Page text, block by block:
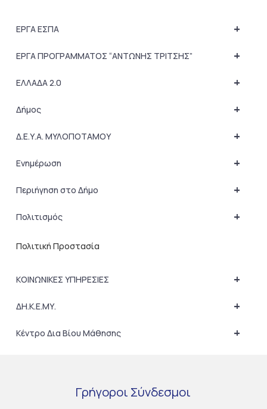
+
ΕΡΓΑ ΕΣΠΑ
+
ΕΡΓΑ ΠΡΟΓΡΑΜΜΑΤΟΣ “ΑΝΤΩΝΗΣ ΤΡΙΤΣΗΣ”
+
ΕΛΛΑΔΑ 2.0
+
Δήμος
+
Δ.Ε.Υ.Α. ΜΥΛΟΠΟΤΑΜΟΥ
+
Ενημέρωση
+
Περιήγηση στο Δήμο
+
Πολιτισμός
Πολιτική Προστασία
+
ΚΟΙΝΩΝΙΚΕΣ ΥΠΗΡΕΣΙΕΣ
+
ΔΗ.Κ.Ε.ΜΥ.
+
Κέντρο Δια Βίου Μάθησης
Γρήγοροι Σύνδεσμοι